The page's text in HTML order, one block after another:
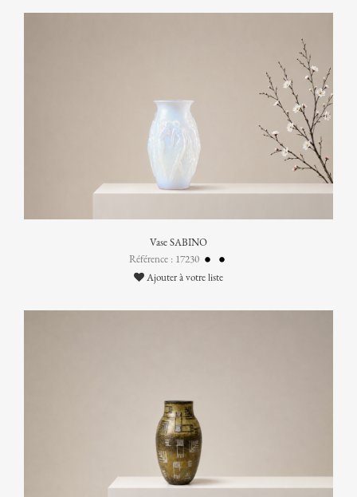
Vase SABINO
Référence : 17230
Ajouter à votre liste